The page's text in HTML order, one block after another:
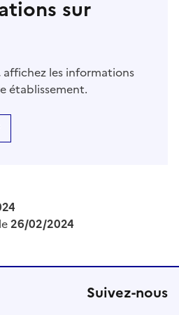
sur
affichez les informations
établissement.
26/02/2024
Suivez-nous